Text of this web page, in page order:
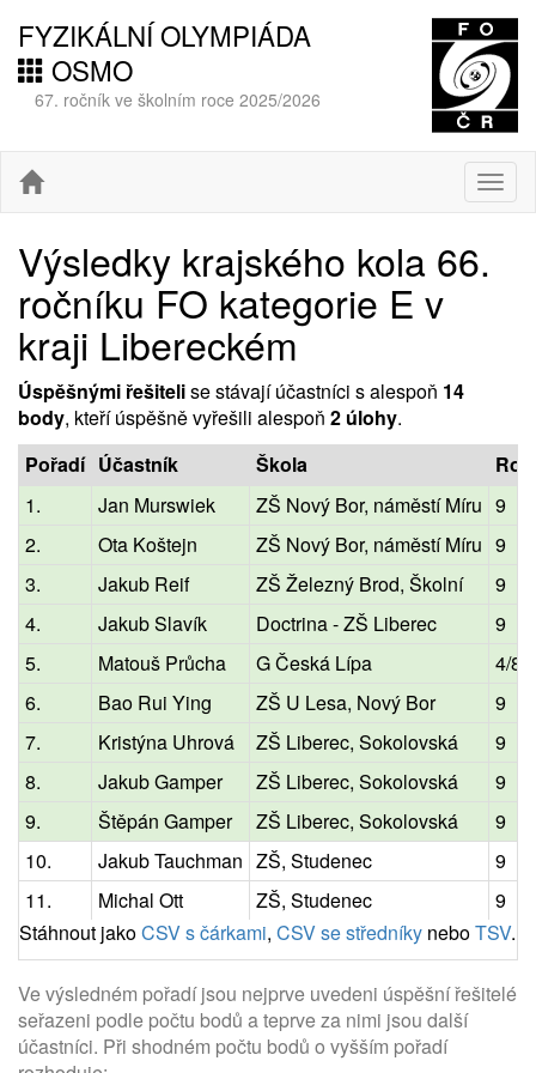
FYZIKÁLNÍ OLYMPIÁDA
OSMO
67. ročník ve školním roce 2025/2026
Výsledky krajského kola 66.
ročníku FO kategorie E v
kraji Libereckém
Úspěšnými řešitelise stávají účastníci s alespoň 14
body, kteří úspěšně vyřešili alespoň 2 úlohy.
Pořadí Účastník Škola
1.
Jan Murswiek ZŠ Nový Bor, náměstí Míru 9
2.
Ota Koštejn ZŠ Nový Bor, náměstí Míru 9
3.
Jakub Reif ZŠ Železný Brod, Školní
9
4.
Jakub Slavík Doctrina - ZŠ Liberec
9
5.
Matouš Průcha G Česká Lípa
4/8
6.
Bao Rui Ying ZŠ U Lesa, Nový Bor
9
7.
Kristýna Uhrová ZŠ Liberec, Sokolovská
9
8.
Jakub Gamper ZŠ Liberec, Sokolovská
9
9.
Štěpán Gamper ZŠ Liberec, Sokolovská
9
10.
Jakub Tauchman ZŠ, Studenec
9
11.
Michal Ott ZŠ, Studenec
9
Stáhnout jakoCSV s čárkami, CSV se středníky neboTSV.
Ve výsledném pořadí jsou nejprve uvedeni úspěšní řešitelé
seřazeni podle počtu bodů a teprve za nimi jsou další
účastníci. Při shodném počtu bodů o vyšším pořadí